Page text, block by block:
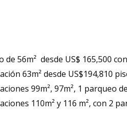
56m² desde US$ 165,500
63m² desde US$194,810
99m², 97m², 1 parqueo
110m² y 116 m², con 2